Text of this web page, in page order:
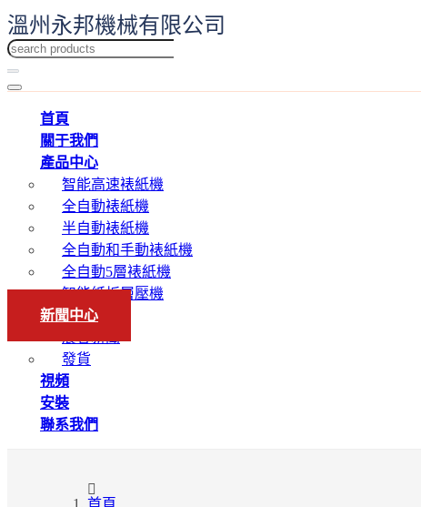
溫州永邦機械有限公司
首頁
關于我們
產品中心
智能高速裱紙機
全自動裱紙機
半自動裱紙機
全自動和手動裱紙機
全自動5層裱紙機
智能紙板層壓機
新聞中心
發貨
視頻
安裝
聯系我們
首頁